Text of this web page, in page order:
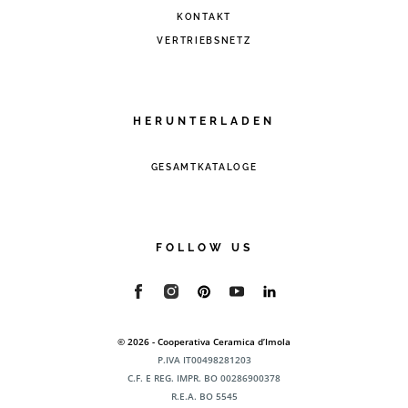
KONTAKT
VERTRIEBSNETZ
HERUNTERLADEN
GESAMTKATALOGE
FOLLOW US
© 2026 - Cooperativa Ceramica d’Imola
P.IVA IT00498281203
C.F. E REG. IMPR. BO 00286900378
R.E.A. BO 5545